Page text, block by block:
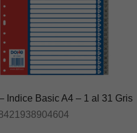
Indice Basic A4 – 1 al 31 Gris